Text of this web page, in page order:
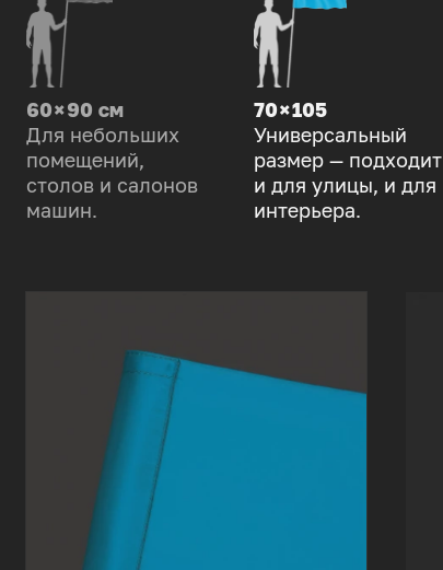
60 × 90 см
Для небольших
помещений,
столов и салонов
машин.
70 × 105
Универсальный
размер — подходит
и для улицы, и для
интерьера.